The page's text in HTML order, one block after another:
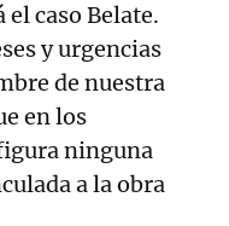
caso Belate.
y urgencias
de nuestra
en los
ninguna
a la obra